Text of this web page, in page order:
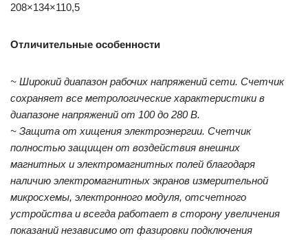
208×134×110,5
Отличительные особенности
~ Широкий диапазон рабочих напряжений сети. Счетчик
сохраняет все метрологические характеристики в
диапазоне напряжений от 100 до 280 В.
~ Защита от хищения электроэнергии. Счетчик
полностью защищен от воздействия внешних
магнитных и электромагнитных полей благодаря
наличию электромагнитных экранов измерительной
микросхемы, электронного модуля, отсчетного
устройства и всегда работает в сторону увеличения
показаний независимо от фазировки подключения